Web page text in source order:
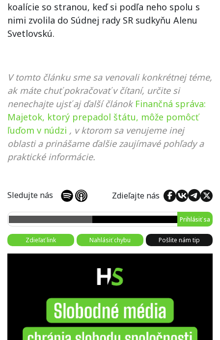
koalície so stranou, keď si podľa neho spolu s
nimi zvolila do Súdnej rady SR sudkyňu Alenu
Svetlovskú.
V tomto článku sme sa venovali konkrétnej téme,
ak máte chuť pokračovať v čítaní, určite si
nenechajte ujsť aj ďalší článok Finančná správa:
Majetok, ktorý prepadol štátu, môže pomôcť
ľuďom v núdzi , v ktorom sa venujeme inej
oblasti a prinášame ďalšie zaujímavé pohľady a
praktické informácie.
Sledujte nás Zdieľajte nás
Prihlásiť sa
Zdieľať link Nahlásiť chybu Pošlite nám tip